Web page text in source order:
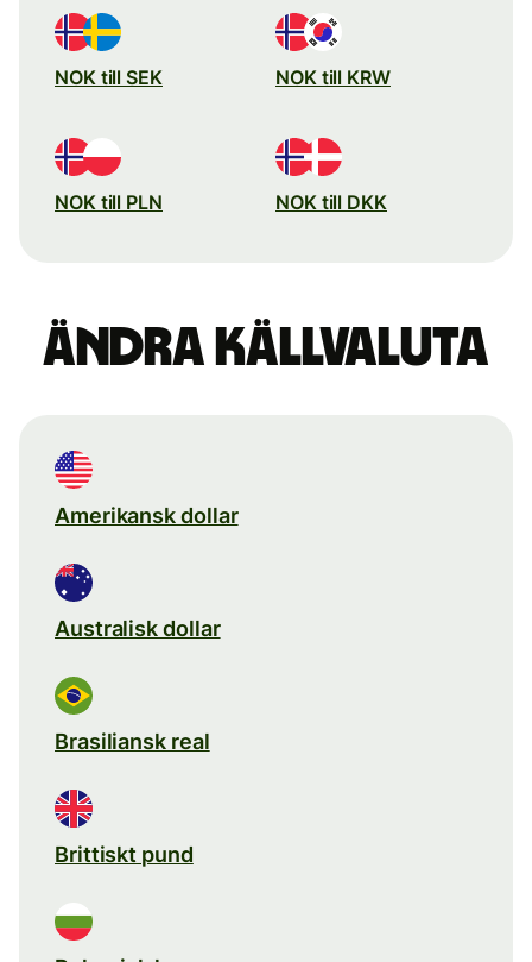
NOK till SEK NOK till KRW
NOK till PLN NOK till DKK
Ändra källvaluta
Amerikansk dollar
Australisk dollar
Brasiliansk real
Brittiskt pund